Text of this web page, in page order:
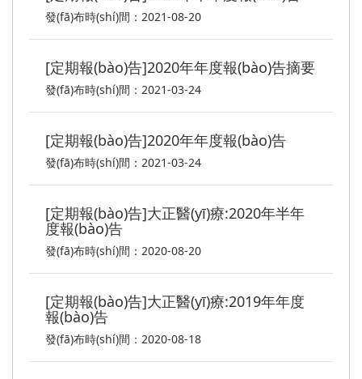
發(fā)布時(shí)間：2021-08-20
[定期報(bào)告]2020年年度報(bào)告摘要
發(fā)布時(shí)間：2021-03-24
[定期報(bào)告]2020年年度報(bào)告
發(fā)布時(shí)間：2021-03-24
[定期報(bào)告]大正醫(yī)療:2020年半年
度報(bào)告
發(fā)布時(shí)間：2020-08-20
[定期報(bào)告]大正醫(yī)療:2019年年度
報(bào)告
發(fā)布時(shí)間：2020-08-18